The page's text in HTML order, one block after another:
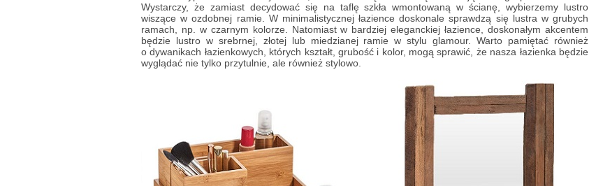
Wystarczy, że zamiast decydować się na taflę szkła wmontowaną w ścianę, wybierzemy lustro
wiszące w ozdobnej ramie. W minimalistycznej łazience doskonale sprawdzą się lustra w grubych
ramach, np. w czarnym kolorze. Natomiast w bardziej eleganckiej łazience, doskonałym akcentem
będzie lustro w srebrnej, złotej lub miedzianej ramie w stylu glamour. Warto pamiętać również
o dywanikach łazienkowych, których kształt, grubość i kolor, mogą sprawić, że nasza łazienka będzie
wyglądać nie tylko przytulnie, ale również stylowo.